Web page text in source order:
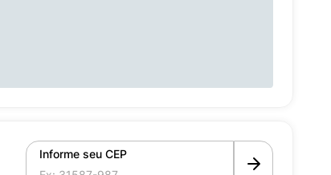
Informe seu CEP